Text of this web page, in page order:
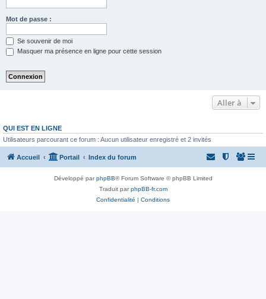
Mot de passe :
Se souvenir de moi
Masquer ma présence en ligne pour cette session
Aller à
QUI EST EN LIGNE
Utilisateurs parcourant ce forum : Aucun utilisateur enregistré et 2 invités
Accueil Portail Index du forum
Développé parphpBB® Forum Software © phpBB Limited
Traduit parphpBB-fr.com
Confidentialité | Conditions